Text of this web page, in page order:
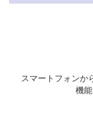
スマートフォンか
機